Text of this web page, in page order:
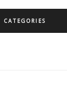
CATEGORIES